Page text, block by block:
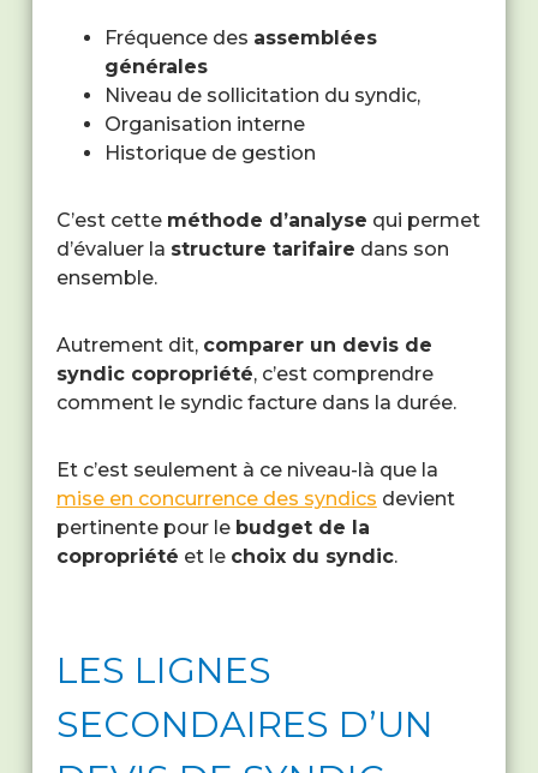
Fréquence des assemblées
générales
Niveau de sollicitation du syndic,
Organisation interne
Historique de gestion
C’est cette méthode d’analyse qui permet
d’évaluer la structure tarifaire dans son
ensemble.
Autrement dit, comparer un devis de
syndic copropriété, c’est comprendre
comment le syndic facture dans la durée.
Et c’est seulement à ce niveau-là que la
mise en concurrence des syndics devient
pertinente pour le budget de la
copropriété et le choix du syndic.
LES LIGNES
SECONDAIRES D’UN